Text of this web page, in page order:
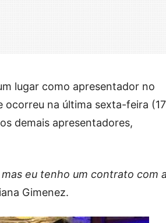
lugar como apresentador no
ocorreu na última sexta-feira
demais apresentadores,
mas eu tenho um contrato com
Gimenez.